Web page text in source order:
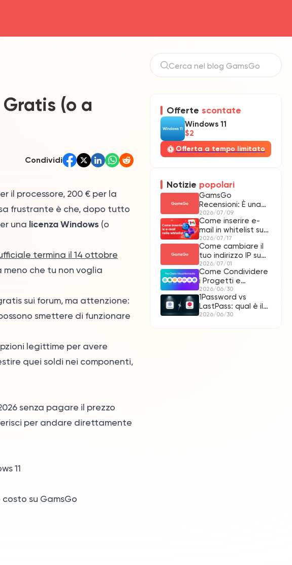
Gratis (o a
Condividi
il processore, 200 € per la
frustrante è che, dopo tutto
una licenza Windows (o
termina il 14 ottobre
meno che tu non voglia
sui forum, ma attenzione:
smettere di funzionare
legittime per avere
quei soldi nei componenti,
senza pagare il prezzo
per andare direttamente
11
su GamsGo
Offerte scontate
Windows 11
$2
Offerta a tempo limitato
Notizie popolari
GamsGo
Recensioni: È una
Piattaforma
Affidabile?
2026/07/09
Come inserire e-
mail in whitelist su
Gmail e altri
2026/07/17
Come cambiare il
tuo indirizzo IP su
una rete pubblica?
2026/07/01
Come Condividere
i Progetti e
l'Account Canva:
Una Guida
Completa
2026/06/30
1Password vs
LastPass: qual è il
migliore per voi?
2026/06/30